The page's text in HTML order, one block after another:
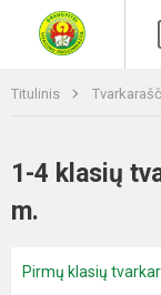
Titulinis
1-4 klasių
m.
Pirmų klasių